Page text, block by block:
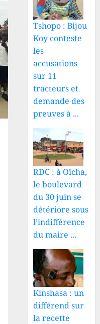
Tshopo : Bijou
Koy conteste
les
accusations
sur 11
tracteurs et
demande des
preuves à ...
RDC : à Oïcha,
le boulevard
du 30 juin se
détériore sous
l’indifférence
du maire ...
Kinshasa : un
différend sur
la recette